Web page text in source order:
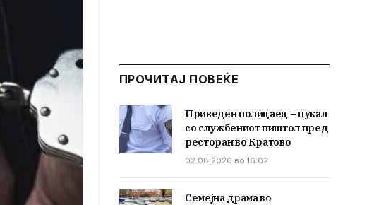
ПРОЧИТАЈ ПОВЕЌЕ
Приведен полицаец – пукал
со службениот пиштол пред
ресторан во Кратово
02.08.2026 во 16:02
Семејна драма во